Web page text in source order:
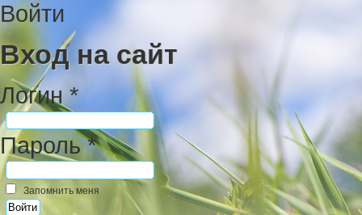
Войти
Вход на сайт
Логин *
Пароль *
Запомнить меня